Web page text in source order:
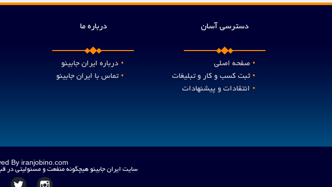
دسترسی آسان
• صفحه اصلی
• ثبت کسب و کار و تبلیغات
• انتقادات و پیشنهادات
درباره ما
• درباره ایران جابینو
• تماس با ایران جابینو
By iranjobino.com
سایت ایران جابینو هیچگونه منفعت و مسئولیتی